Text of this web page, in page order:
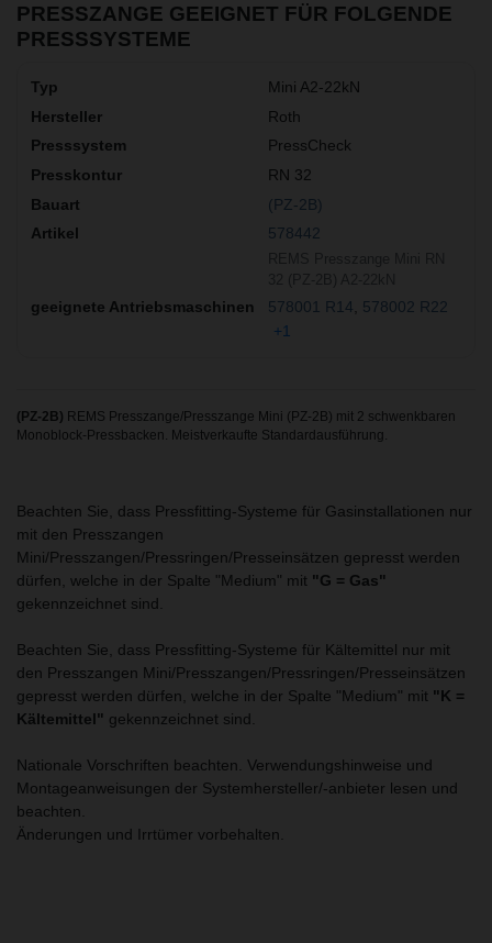
PRESSZANGE GEEIGNET FÜR FOLGENDE
PRESSSYSTEME
Mini A2-22kN
Roth
PressCheck
RN 32
(PZ-2B)
578442
578001 R14
578002 R22
+1
(PZ-2B) REMS Presszange/Presszange Mini (PZ-2B) mit 2 schwenkbaren
Monoblock-Pressbacken. Meistverkaufte Standardausführung.
Beachten Sie, dass Pressfitting-Systeme für Gasinstallationen nur
mit den Presszangen
Mini/Presszangen/Pressringen/Presseinsätzen gepresst werden
dürfen, welche in der Spalte "Medium" mit "G = Gas"
gekennzeichnet sind.
Beachten Sie, dass Pressfitting-Systeme für Kältemittel nur mit
den Presszangen Mini/Presszangen/Pressringen/Presseinsätzen
gepresst werden dürfen, welche in der Spalte "Medium" mit "K =
Kältemittel" gekennzeichnet sind.
Nationale Vorschriften beachten. Verwendungshinweise und
Montageanweisungen der Systemhersteller/-anbieter lesen und
beachten.
Änderungen und Irrtümer vorbehalten.